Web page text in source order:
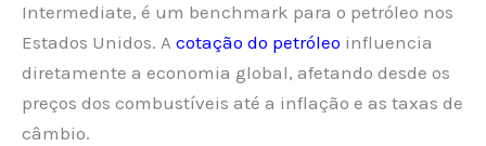
Intermediate, é um benchmark para o petróleo nos
Estados Unidos. A cotação do petróleo influencia
diretamente a economia global, afetando desde os
preços dos combustíveis até a inflação e as taxas de
câmbio.